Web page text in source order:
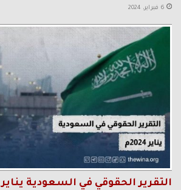
6 فبراير، 2024
التقرير الحقوقي في السعودية يناير 2024م